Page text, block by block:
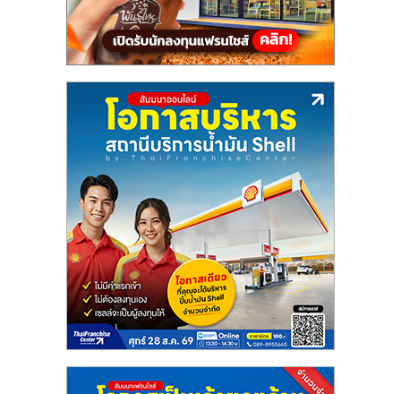
ไชส์
ขาย
หน้า
บ้าน
ลงทุน
น้อย
คืน